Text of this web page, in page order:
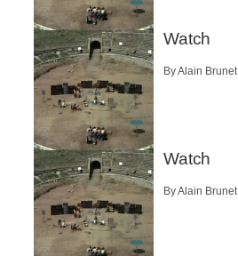
Watch
By Alain Brunet
Watch
By Alain Brunet